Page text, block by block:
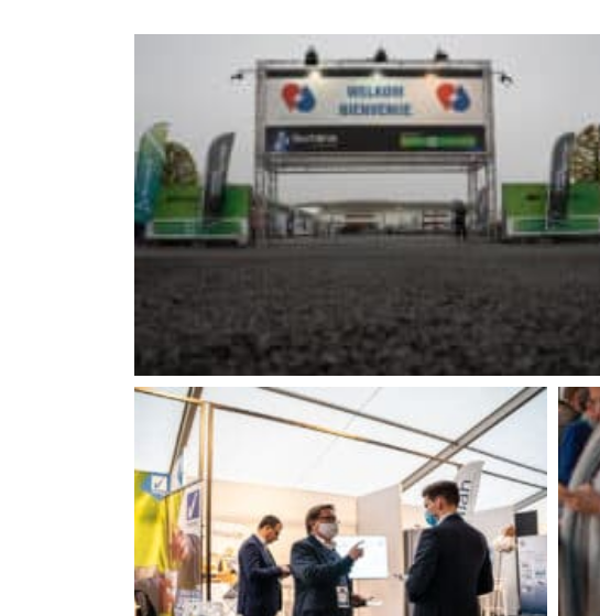
S’inscrire
Termes et conditions
Video’s